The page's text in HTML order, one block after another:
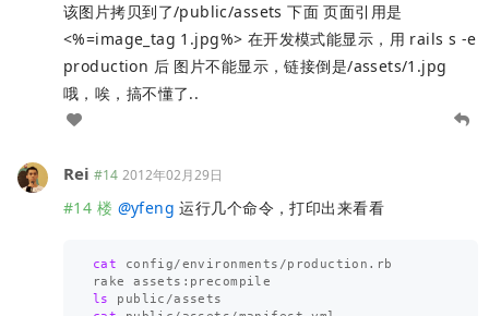
该图片拷贝到了/public/assets 下面 页面引用是
<%=image_tag 1.jpg%> 在开发模式能显示，用 rails s -e
production 后 图片不能显示，链接倒是/assets/1.jpg
哦，唉，搞不懂了..
Rei #14 2012年02月29日
#14 楼 @yfeng 运行几个命令，打印出来看看
cat
config/environments/production.rb
ls